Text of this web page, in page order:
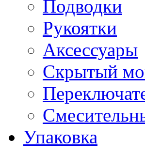
Подводки
Рукоятки
Аксессуары
Скрытый
Упаковка